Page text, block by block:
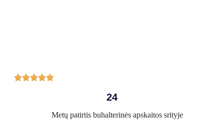

24
Metų patirtis buhalterinės apskaitos srityje